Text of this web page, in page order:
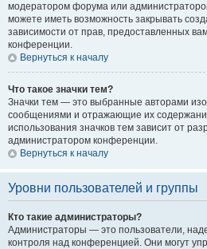
модератором форума или
можете иметь возможность закрывать
зависимости от прав, предоставленных
конференции.
Вернуться к началу
Что такое значки тем?
Значки тем — это выбранные авторами
сообщениями и отражающие их
использования значков тем зависит от
администратором конференции.
Вернуться к началу
Уровни пользователей и группы
Кто такие администраторы?
Администраторы — это пользователи,
контроля над конференцией. Они могут